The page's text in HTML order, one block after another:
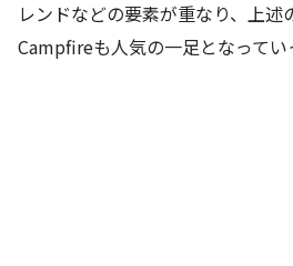
レンドなどの要素が重なり、上述
Campfireも人気の一足となってい